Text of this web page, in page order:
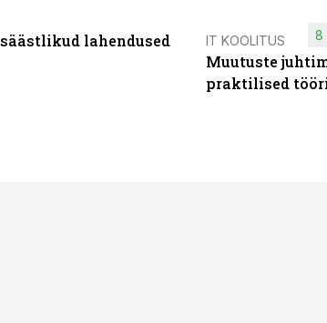
lahendused
IT KOOLITUS
Muutuste
praktilised
8